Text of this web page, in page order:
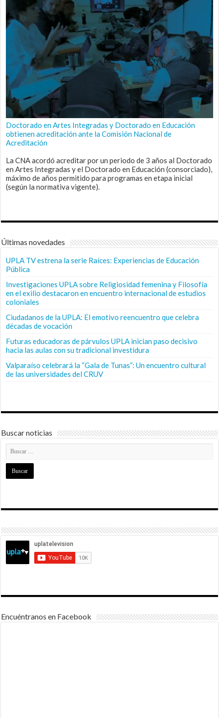
Doctorado en Artes Integradas y Doctorado en Educación
obtienen acreditación ante la Comisión Nacional de
Acreditación
La CNA acordó acreditar por un periodo de 3 años al Doctorado
en Artes Integradas y el Doctorado en Educación (consorciado),
máximo de años permitido para programas en etapa inicial
(según la normativa vigente).
Últimas novedades
UPLA TV estrena la serie Raíces: Experiencias de Educación
Pública
Investigaciones UPLA sobre Religiosidad femenina y Filosofía
en el exilio destacaron en encuentro internacional de estudios
coloniales
Ciudadanos de la UPLA: El emotivo reencuentro que celebra
décadas de vocación
Futuras educadoras de párvulos UPLA inician paso decisivo
hacia las aulas con su tradicional investidura
Valparaíso celebrará la “Gala de Tunas”: Un encuentro cultural
de las universidades del CRUV
Buscar noticias
Encuéntranos en Facebook